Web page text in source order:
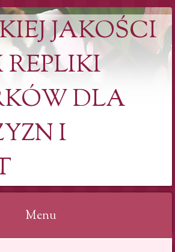
JAKOŚCI
REPLIKI
DLA
I
Menu